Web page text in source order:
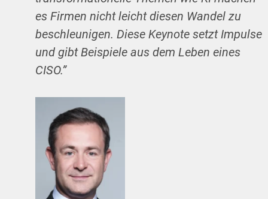
es Firmen nicht leicht diesen Wandel zu
beschleunigen. Diese Keynote setzt Impulse
und gibt Beispiele aus dem Leben eines
CISO.”